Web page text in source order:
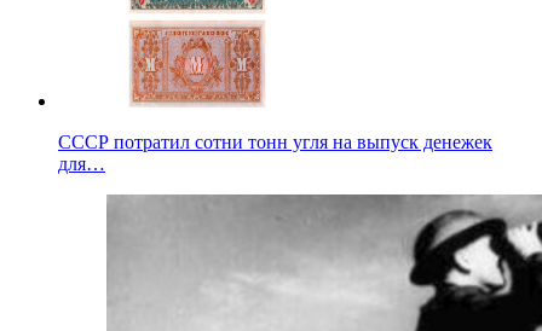
СССР потратил сотни тонн угля на выпуск денежек
для…